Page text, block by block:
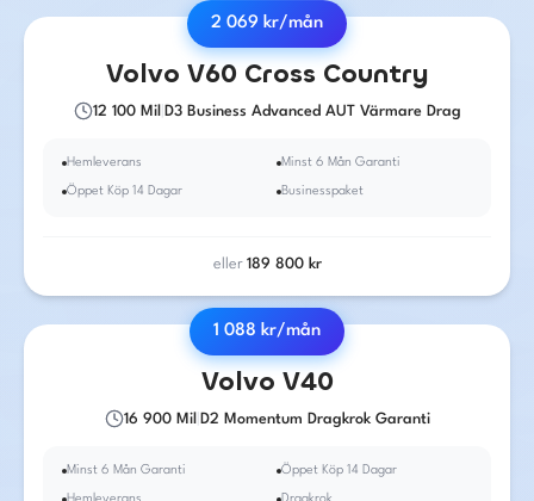
2 069 kr/mån
Volvo V60 Cross Country
12 100Mil D3 Business Advanced AUT Värmare Drag
Hemleverans Minst 6 Mån Garanti
Öppet Köp 14 Dagar Businesspaket
eller 189 800kr
1 088 kr/mån
Volvo V40
16 900Mil D2 Momentum Dragkrok Garanti
Minst 6 Mån Garanti Öppet Köp 14 Dagar